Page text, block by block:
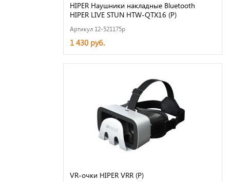
HIPER Наушники накладные Bluetooth
HIPER LIVE STUN HTW-QTX16 (Р)
Артикул 12-521175p
1 430 руб.
VR-очки HIPER VRR (Р)